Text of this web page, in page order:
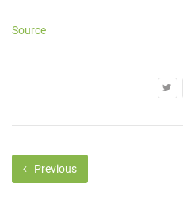
Source
Previous